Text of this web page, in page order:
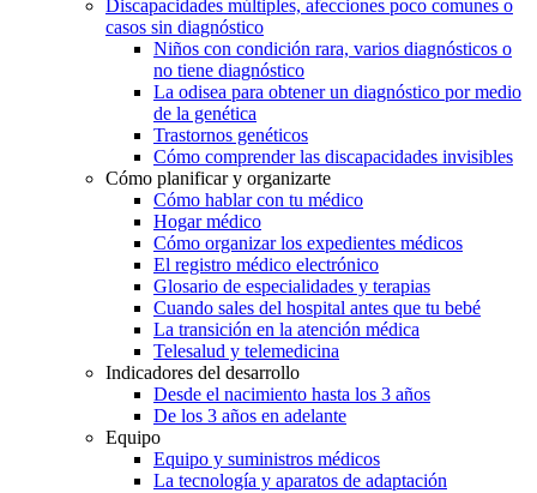
Discapacidades múltiples, afecciones poco comunes o
casos sin diagnóstico
Niños con condición rara, varios diagnósticos o
no tiene diagnóstico
La odisea para obtener un diagnóstico por medio
de la genética
Trastornos genéticos
Cómo comprender las discapacidades invisibles
Cómo planificar y organizarte
Cómo hablar con tu médico
Hogar médico
Cómo organizar los expedientes médicos
El registro médico electrónico
Glosario de especialidades y terapias
Cuando sales del hospital antes que tu bebé
La transición en la atención médica
Telesalud y telemedicina
Indicadores del desarrollo
Desde el nacimiento hasta los 3 años
De los 3 años en adelante
Equipo
Equipo y suministros médicos
La tecnología y aparatos de adaptación